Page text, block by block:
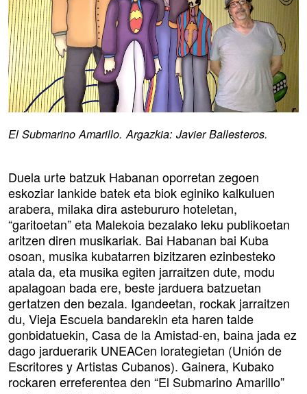
El Submarino Amarillo. Argazkia: Javier Ballesteros.
Duela urte batzuk Habanan oporretan zegoen
eskoziar lankide batek eta biok eginiko kalkuluen
arabera, milaka dira astebururo hoteletan,
“garitoetan” eta Malekoia bezalako leku publikoetan
aritzen diren musikariak. Bai Habanan bai Kuba
osoan, musika kubatarren bizitzaren ezinbesteko
atala da, eta musika egiten jarraitzen dute, modu
apalagoan bada ere, beste jarduera batzuetan
gertatzen den bezala. Igandeetan, rockak jarraitzen
du, Vieja Escuela bandarekin eta haren talde
gonbidatuekin, Casa de la Amistad-en, baina jada ez
dago jarduerarik UNEACen lorategietan (Unión de
Escritores y Artistas Cubanos). Gainera, Kubako
rockaren erreferentea den “El Submarino Amarillo”